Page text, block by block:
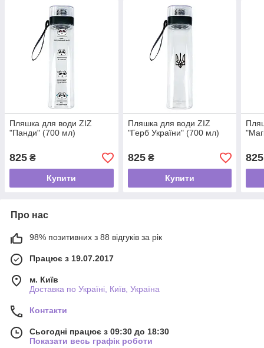
Пляшка для води ZIZ
"Панди" (700 мл)
825 ₴
Купити
Пляшка для води ZIZ
"Герб України" (700 мл)
825₴
Купити
825
Про нас
98% позитивних з 88 відгуків за рік
Працює з 19.07.2017
м. Київ
Доставка по Україні, Київ, Україна
Контакти
Сьогодні працює з 09:30 до 18:30
Показати весь графік роботи